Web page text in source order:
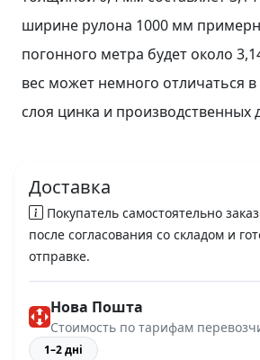
ширине рулона 1000 мм
погонного метра будет около
вес может немного отличаться
слоя цинка и производственных
Доставка
Покупатель самостоятельно
после согласования со складом и
отправке.
Нова Пошта
Стоимость по тарифам
1–2 дні